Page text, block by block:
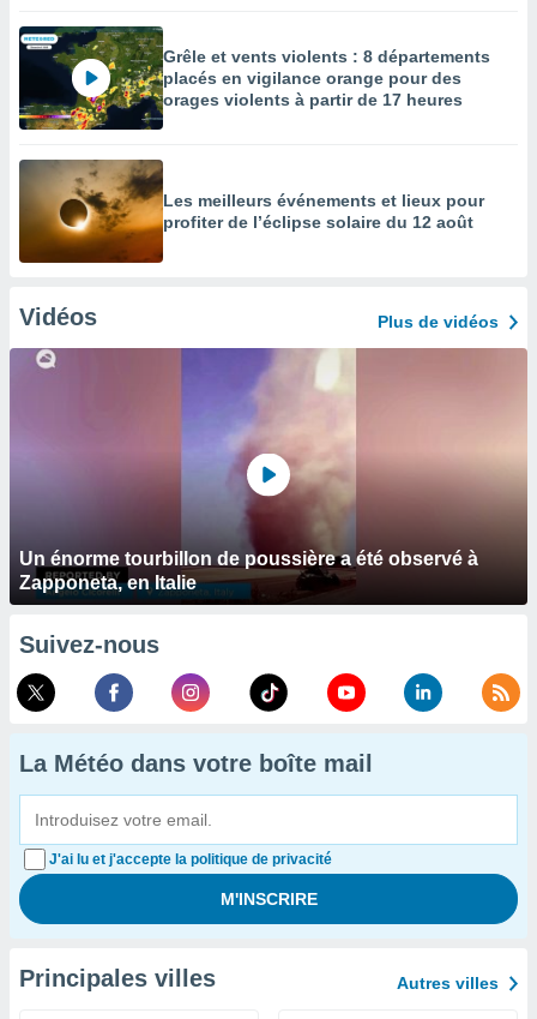
Grêle et vents violents : 8 départements
placés en vigilance orange pour des
orages violents à partir de 17 heures
Les meilleurs événements et lieux pour
profiter de l’éclipse solaire du 12 août
Vidéos Plus de vidéos
Un énorme tourbillon de poussière a été observé à
Zapponeta, en Italie
Suivez-nous
La Météo dans votre boîte mail
J'ai lu et j'accepte la politique de privacité
Principales villes Autres villes